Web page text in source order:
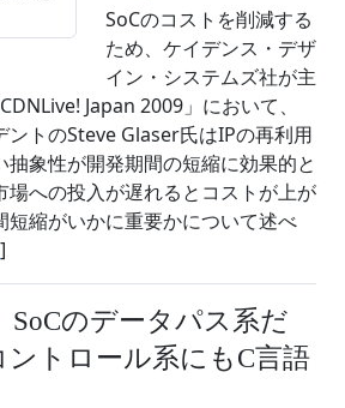
SoCのコストを削減する
ため、ケイデンス・デザ
イン・システムズ社が主
Japan 2009」において、
ントのSteve Glaser氏はIPの再利用
抽象性が開発期間の短縮に効果的と
場への投入が遅れるとコストが上が
短縮がいかに重要かについて述べ
]
のデータパス系だ
トロール系にもC言語